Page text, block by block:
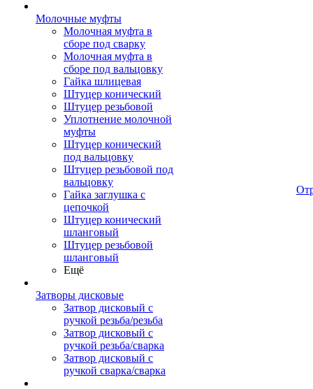
Молочные муфты
Молочная муфта в
сборе под сварку
Молочная муфта в
сборе под вальцовку
Гайка шлицевая
Штуцер конический
Штуцер резьбовой
Уплотнение молочной
муфты
Штуцер конический
под вальцовку
Штуцер резьбовой под
вальцовку
Гайка заглушка с
цепочкой
Штуцер конический
шланговый
Штуцер резьбовой
шланговый
Ещё
Затворы дисковые
Затвор дисковый с
ручкой резьба/резьба
Затвор дисковый с
ручкой резьба/сварка
Затвор дисковый с
ручкой сварка/сварка